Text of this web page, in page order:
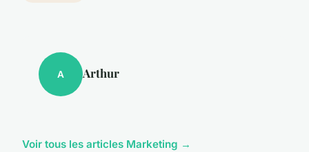
A Arthur
Voir tous les articles Marketing →